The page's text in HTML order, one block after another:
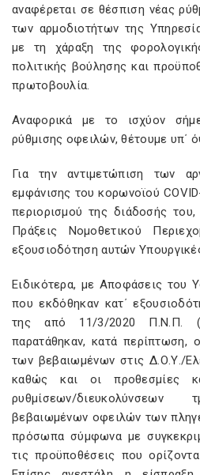
αναφέρεται σε θέσπιση νέας
των αρμοδιοτήτων της
με τη χάραξη της
πολιτικής βούλησης και
πρωτοβουλία.
Αναφορικά με το ισχύον
ρύθμισης οφειλών, θέτουμε υπ΄
Για την αντιμετώπιση των
εμφάνισης του κορωνοϊού
περιορισμού της διάδοσής
Πράξεις Νομοθετικού
εξουσιοδότηση αυτών
Ειδικότερα, με Αποφάσεις του
που εκδόθηκαν κατ΄
της από 11/3/2020 Π.Ν.Π.
παρατάθηκαν, κατά περίπτωση,
των βεβαιωμένων στις Δ.Ο.Υ./
καθώς και οι προθεσμίες
ρυθμίσεων/διευκολύνσεων
βεβαιωμένων οφειλών των
πρόσωπα σύμφωνα με
τις προϋποθέσεις που